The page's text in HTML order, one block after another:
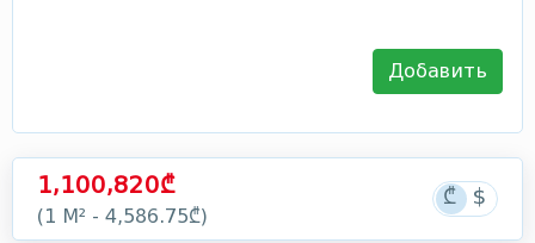
Добавить
1,100,820₾
(1 М² - 4,586.75₾)